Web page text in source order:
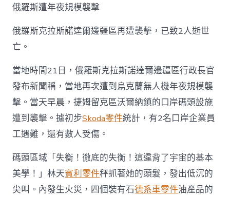
在
舉
行
三
方
會
談〉
俄羅斯遭年夜規模襲擊
俄羅斯克拉斯諾達爾邊疆區再遭襲擊，已致2人逝世
亡。
當地時間21日，俄羅斯克拉斯諾達爾邊疆區行政長官
發布新聞稱，當地再次遭到烏克蘭無人機年夜規模襲
擊。當天早晨，捷姆留克區沃爾納鎮的口岸碼頭設施
遭到襲擊。據初步Skoda零件統計，有2名口岸企業員
工遇難，還有數人受傷。
碼頭區域「失衡！徹底的失衡！這違背了宇宙的基本
美學！」林天賓利零件秤抓著她的頭髮，發出低沉的
尖叫。內發生火災，四個裝有石德系車零件油產品的